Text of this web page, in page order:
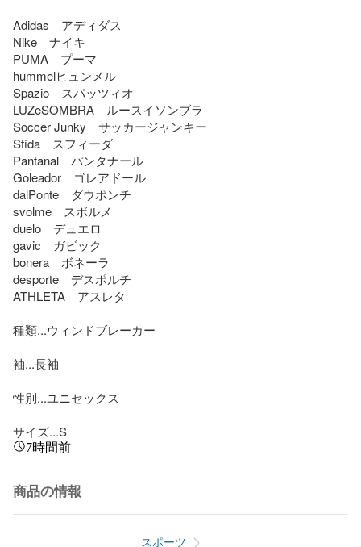
Adidas　アディダス
Nike　ナイキ
PUMA　プーマ
hummelヒュンメル
Spazio　スパッツィオ
LUZeSOMBRA　ルースイソンブラ
Soccer Junky　サッカージャンキー
Sfida　スフィーダ
Pantanal　パンタナール
Goleador　ゴレアドール
dalPonte　ダウポンチ
svolme　スボルメ
duelo　デュエロ
gavic　ガビック
bonera　ボネーラ
desporte　デスポルチ
ATHLETA　アスレタ
種類...ウィンドブレーカー
袖...長袖
性別...ユニセックス
サイズ...S
7時間前
商品の情報
スポーツ